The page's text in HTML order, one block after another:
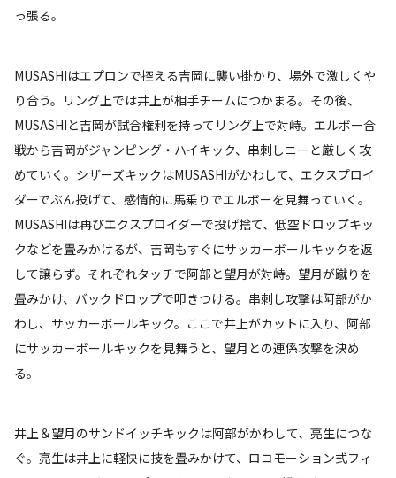
っ張る。
MUSASHIはエプロンで控える吉岡に襲い掛かり、場外で激しくや
り合う。リング上では井上が相手チームにつかまる。その後、
MUSASHIと吉岡が試合権利を持ってリング上で対峙。エルボー合
戦から吉岡がジャンピング・ハイキック、串刺しニーと厳しく攻
めていく。シザーズキックはMUSASHIがかわして、エクスプロイ
ダーでぶん投げて、感情的に馬乗りでエルボーを見舞っていく。
MUSASHIは再びエクスプロイダーで投げ捨て、低空ドロップキッ
クなどを畳みかけるが、吉岡もすぐにサッカーボールキックを返
して譲らず。それぞれタッチで阿部と望月が対峙。望月が蹴りを
畳みかけ、バックドロップで叩きつける。串刺し攻撃は阿部がか
わし、サッカーボールキック。ここで井上がカットに入り、阿部
にサッカーボールキックを見舞うと、望月との連係攻撃を決め
る。
井上＆望月のサンドイッチキックは阿部がかわして、亮生につな
ぐ。亮生は井上に軽快に技を畳みかけて、ロコモーション式フィ